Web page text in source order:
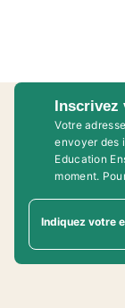
Inscrivez
Votre
envoyer des
Education
moment.
Indiquez votre